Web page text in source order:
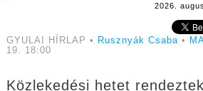
2026.
GYULAI HÍRLAP • Rusznyák Csaba•
19. 18:00
Közlekedési hetet